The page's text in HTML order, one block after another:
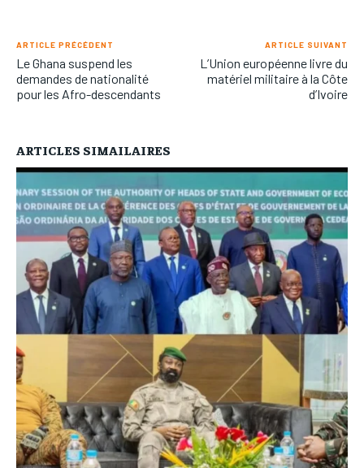
ARTICLE PRÉCÉDENT
Le Ghana suspend les
demandes de nationalité
pour les Afro-descendants
ARTICLE SUIVANT
L’Union européenne livre du
matériel militaire à la Côte
d’Ivoire
ARTICLES SIMAILAIRES